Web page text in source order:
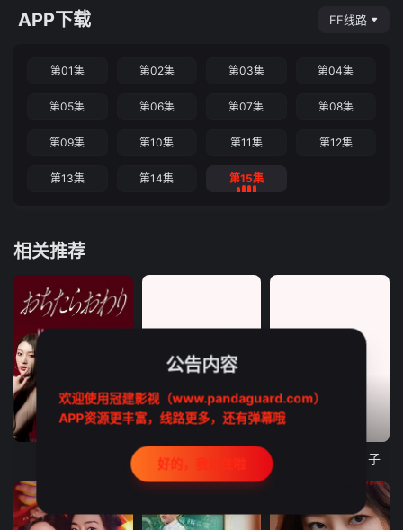
APP下载 FF线路
第01集 第02集 第03集 第04集
第05集 第06集 第07集 第08集
第09集 第10集 第11集 第12集
第13集 第14集 第15集
相关推荐
更新至第06集 更新至第06集
晚酌的流派5：夏篇 我们愉快的好日子
公告内容
欢迎使用冠建影视（www.pandaguard.com）
APP资源更丰富，线路更多，还有弹幕哦
好的，我记住啦